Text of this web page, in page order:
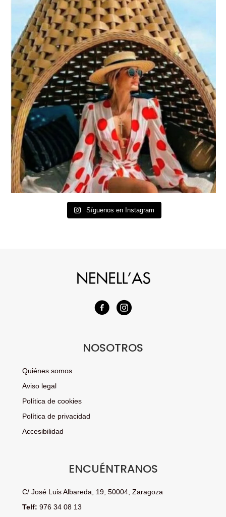
Síguenos en Instagram
NOSOTROS
Quiénes somos
Aviso legal
Política de cookies
Política de privacidad
Accesibilidad
ENCUÉNTRANOS
C/ José Luis Albareda, 19, 50004, Zaragoza
Telf: 976 34 08 13